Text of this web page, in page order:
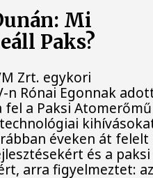
Mi
Paks?
Zrt. egykori
n Rónai Egonnak
a Paksi Atomerőmű
éveken át felelt
és a paksi
arra figyelmeztet: